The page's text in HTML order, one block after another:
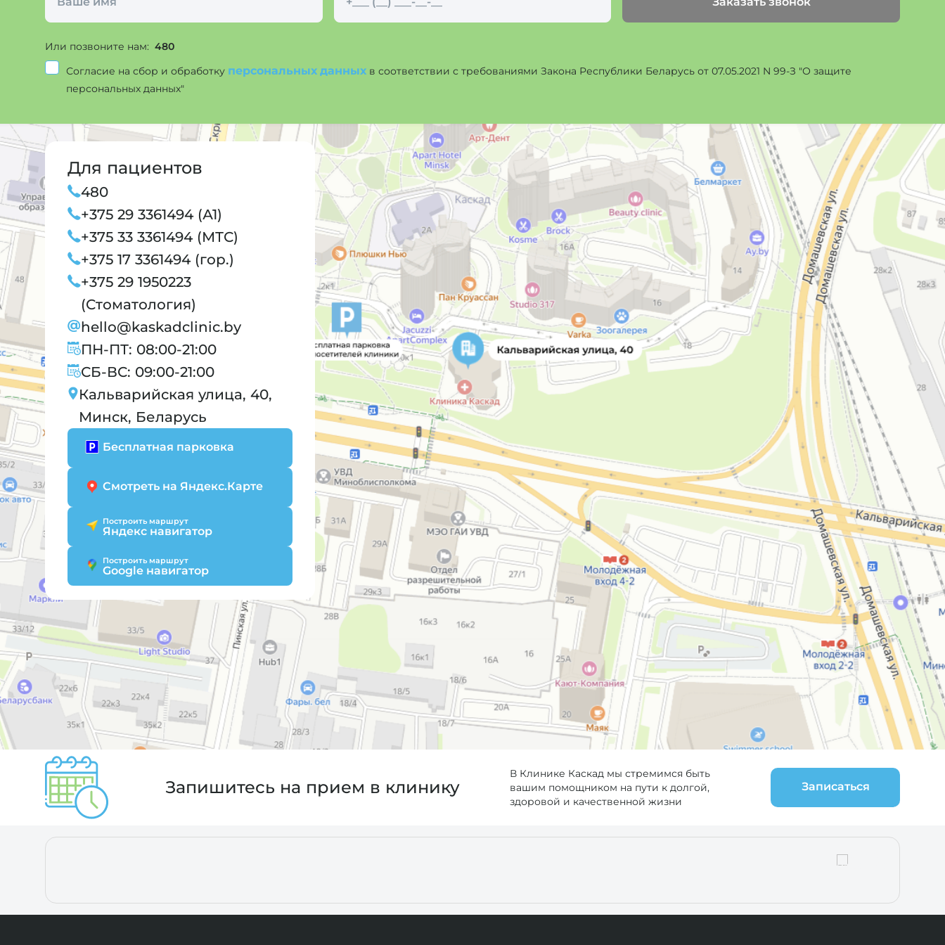
Или позвоните нам: 480
Согласие на сбор и обработку персональных данных в соответствии с требованиями Закона Республики Беларусь от 07.05.2021 N 99-З "О защите
персональных данных"
Для пациентов
480
+375 29 3361494 (А1)
+375 33 3361494 (МТС)
+375 17 3361494 (гор.)
+375 29 1950223
(Стоматология)
hello@kaskadclinic.by
ПН-ПТ: 08:00-21:00
СБ-ВС: 09:00-21:00
Кальварийская улица, 40,
Минск, Беларусь
Бесплатная парковка
Смотреть на Яндекс.Карте
Построить маршрут
Яндекс навигатор
Построить маршрут
Google навигатор
Запишитесь на прием в клинику
В Клинике Каскад мы стремимся быть
вашим помощником на пути к долгой,
здоровой и качественной жизни
Записаться